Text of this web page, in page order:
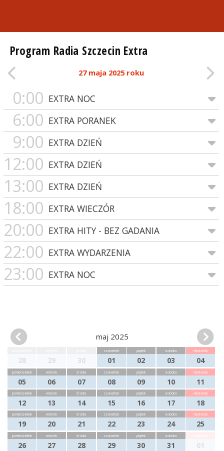
Program Radia Szczecin Extra
27 maja 2025 roku
0:00 EXTRA NOC
6:00 EXTRA PORANEK
9:00 EXTRA DZIEŃ
12:00 EXTRA DZIEŃ
13:00 EXTRA DZIEŃ
18:00 EXTRA WIECZÓR
20:00 EXTRA HITY - BEZ GADANIA
22:00 EXTRA WYDARZENIA
23:00 EXTRA NOC
maj 2025
28 29 30
czwartek
01
piątek
02
sobota
03
niedziela
04
poniedziałek
05
wtorek
06
środa
07
czwartek
08
piątek
09
sobota
10
niedziela
11
poniedziałek
12
wtorek
13
środa
14
czwartek
15
piątek
16
sobota
17
niedziela
18
poniedziałek
19
wtorek
20
środa
21
czwartek
22
piątek
23
sobota
24
niedziela
25
poniedziałek
26
wtorek
27
środa
28
czwartek
29
piątek
30
sobota
31 01